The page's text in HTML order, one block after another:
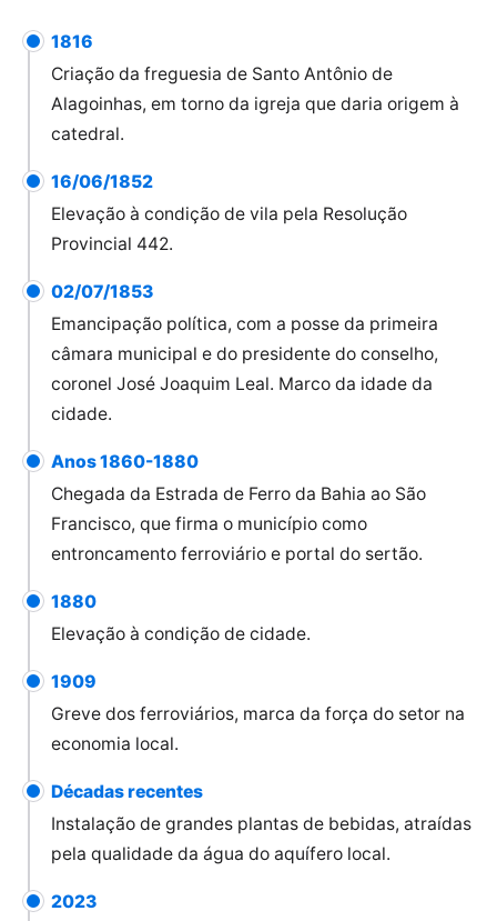
1816
Criação da freguesia de Santo Antônio de
Alagoinhas, em torno da igreja que daria origem à
catedral.
16/06/1852
Elevação à condição de vila pela Resolução
Provincial 442.
02/07/1853
Emancipação política, com a posse da primeira
câmara municipal e do presidente do conselho,
coronel José Joaquim Leal. Marco da idade da
cidade.
Anos 1860-1880
Chegada da Estrada de Ferro da Bahia ao São
Francisco, que firma o município como
entroncamento ferroviário e portal do sertão.
1880
Elevação à condição de cidade.
1909
Greve dos ferroviários, marca da força do setor na
economia local.
Décadas recentes
Instalação de grandes plantas de bebidas, atraídas
pela qualidade da água do aquífero local.
2023